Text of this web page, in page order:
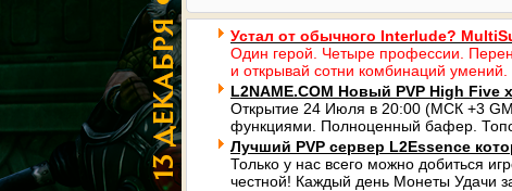
Устал от обычного Interlude?
Один герой. Четыре профессии.
и открывай сотни комбинаций умений.
L2NAME.COM Новый PVP High
Открытие 24 Июля в 20:00 (МСК +3
функциями. Полноценный бафер.
Лучший PVP сервер L2Essence
Только у нас всего можно добиться
честной! Каждый день Монеты Удачи